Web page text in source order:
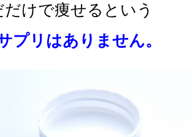
けで痩せるという
プリはありません。